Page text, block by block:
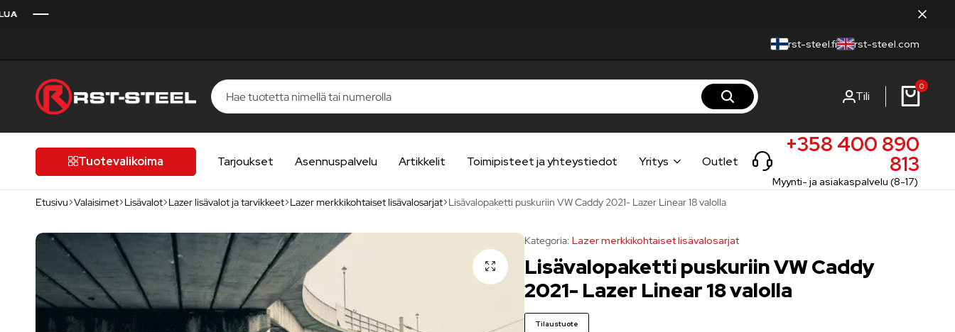
rst-steel.fi rst-steel.com
laatutietoiselle
autoilijalle
Tili
0
Tuotevalikoima Tarjoukset Asennuspalvelu Artikkelit Toimipisteet ja yhteystiedot Yritys Outlet
+358 400 890
813
Myynti- ja asiakaspalvelu (8-17)
Etusivu Valaisimet Lisävalot Lazer lisävalot ja tarvikkeet Lazer merkkikohtaiset lisävalosarjat Lisävalopaketti puskuriin VW Caddy 2021- Lazer Linear 18 valolla
Kategoria: Lazer merkkikohtaiset lisävalosarjat
Lisävalopaketti puskuriin VW Caddy
2021- Lazer Linear 18 valolla
Tilaustuote